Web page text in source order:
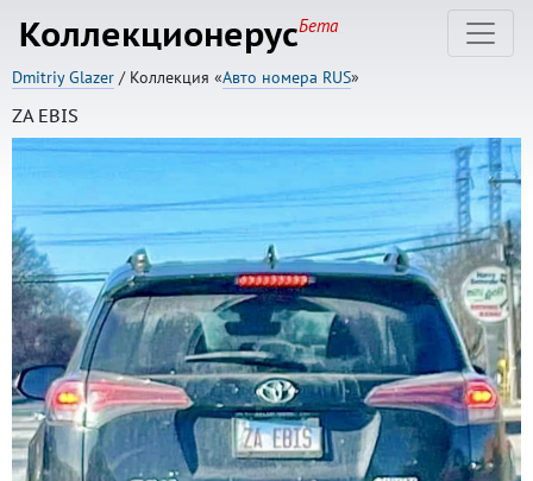
КоллекционерусБета
Dmitriy Glazer / Коллекция «Авто номера RUS»
ZA EBIS